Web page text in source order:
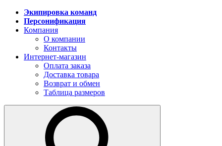
Экипировка команд
Персонификация
Компания
О компании
Контакты
Интернет-магазин
Оплата заказа
Доставка товара
Возврат и обмен
Таблица размеров